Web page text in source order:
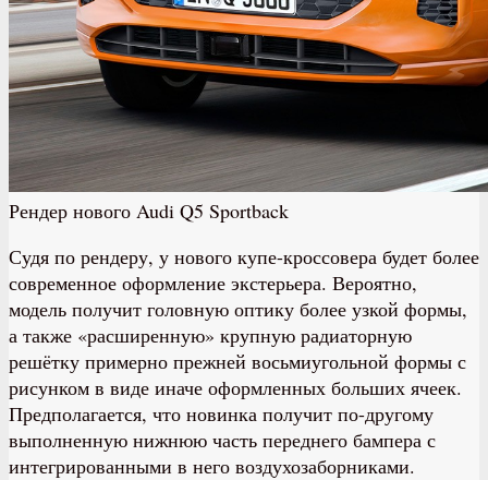
Рендер нового Audi Q5 Sportback
Судя по рендеру, у нового купе-кроссовера будет более
современное оформление экстерьера. Вероятно,
модель получит головную оптику более узкой формы,
а также «расширенную» крупную радиаторную
решётку примерно прежней восьмиугольной формы с
рисунком в виде иначе оформленных больших ячеек.
Предполагается, что новинка получит по-другому
выполненную нижнюю часть переднего бампера с
интегрированными в него воздухозаборниками.